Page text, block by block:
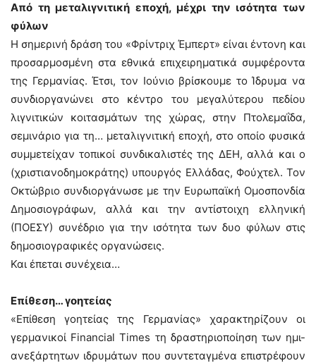
Από τη μεταλιγνιτική εποχή, μέχρι την ισότητα των
φύλων
Η σημερινή δράση του «Φρίντριχ Έμπερτ» είναι έντονη και
προσαρμοσμένη στα εθνικά επιχειρηματικά συμφέροντα
της Γερμανίας. Έτσι, τον Ιούνιο βρίσκουμε το Ίδρυμα να
συνδιοργανώνει στο κέντρο του μεγαλύτερου πεδίου
λιγνιτικών κοιτασμάτων της χώρας, στην Πτολεμαΐδα,
σεμινάριο για τη… μεταλιγνιτική εποχή, στο οποίο φυσικά
συμμετείχαν τοπικοί συνδικαλιστές της ΔΕΗ, αλλά και ο
(χριστιανοδημοκράτης) υπουργός Ελλάδας, Φούχτελ. Τον
Οκτώβριο συνδιοργάνωσε με την Ευρωπαϊκή Ομοσπονδία
Δημοσιογράφων, αλλά και την αντίστοιχη ελληνική
(ΠΟΕΣΥ) συνέδριο για την ισότητα των δυο φύλων στις
δημοσιογραφικές οργανώσεις.
Και έπεται συνέχεια…
Επίθεση… γοητείας
«Επίθεση γοητείας της Γερμανίας» χαρακτηρίζουν οι
γερμανικοί Financial Times τη δραστηριοποίηση των ημι-
ανεξάρτητων ιδρυμάτων που συντεταγμένα επιστρέφουν